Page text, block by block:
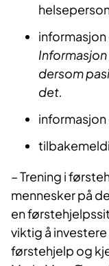
dersom
det.
– Trening i
mennesker på
en
viktig å investere
førstehjelp og